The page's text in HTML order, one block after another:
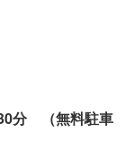
分 （無料駐車